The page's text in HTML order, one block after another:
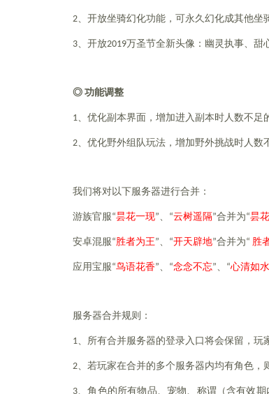
2、开放坐骑幻化功能，可永久幻化
3、开放2019万圣节全新头像：幽灵执事、甜
◎ 功能调整
1、优化副本界面，增加进入副本时人
2、优化野外组队玩法，增加野外挑战时人数
我们将对以下服务器进行合并：
游族官服“昙花一现”、“云树遥隔”合并为“昙
安卓混服“胜者为王”、“开天辟地”合并为“ 胜
应用宝服“鸟语花香”、“念念不忘”、“心清如水
服务器合并规则：
1、所有合并服务器的登录入口将会保留，玩
2、若玩家在合并的多个服务器内均有角色，
3、角色的所有物品、宠物、称谓（含有效